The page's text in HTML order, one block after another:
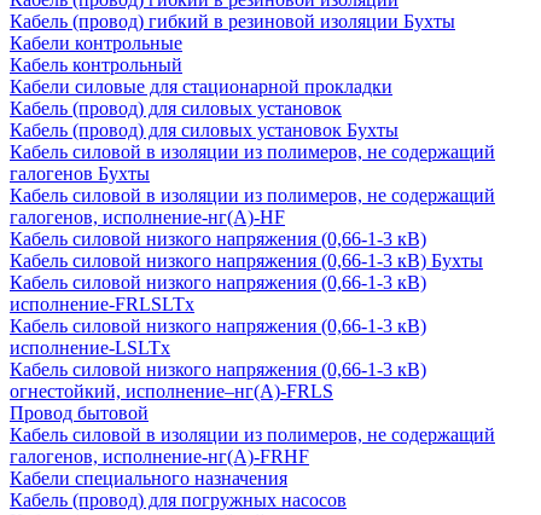
Кабель (провод) гибкий в резиновой изоляции Бухты
Кабели контрольные
Кабель контрольный
Кабели силовые для стационарной прокладки
Кабель (провод) для силовых установок
Кабель (провод) для силовых установок Бухты
Кабель силовой в изоляции из полимеров, не содержащий
галогенов Бухты
Кабель силовой в изоляции из полимеров, не содержащий
галогенов, исполнение-нг(А)-HF
Кабель силовой низкого напряжения (0,66-1-3 кВ)
Кабель силовой низкого напряжения (0,66-1-3 кВ) Бухты
Кабель силовой низкого напряжения (0,66-1-3 кВ)
исполнение-FRLSLTx
Кабель силовой низкого напряжения (0,66-1-3 кВ)
исполнение-LSLTx
Кабель силовой низкого напряжения (0,66-1-3 кВ)
огнестойкий, исполнение–нг(А)-FRLS
Провод бытовой
Кабель силовой в изоляции из полимеров, не содержащий
галогенов, исполнение-нг(А)-FRHF
Кабели специального назначения
Кабель (провод) для погружных насосов